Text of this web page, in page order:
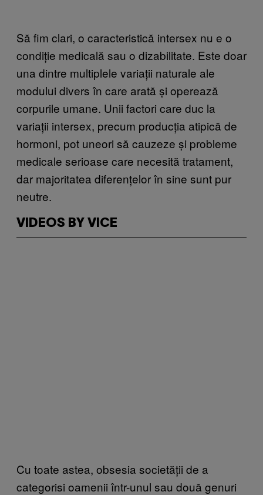
Să fim clari, o caracteristică intersex nu e o
condiție medicală sau o dizabilitate. Este doar
una dintre multiplele variații naturale ale
modului divers în care arată și operează
corpurile umane. Unii factori care duc la
variații intersex, precum producția atipică de
hormoni, pot uneori să cauzeze și probleme
medicale serioase care necesită tratament,
dar majoritatea diferențelor în sine sunt pur
neutre.
VIDEOS BY VICE
Cu toate astea, obsesia societății de a
categorisi oamenii într-unul sau două genuri